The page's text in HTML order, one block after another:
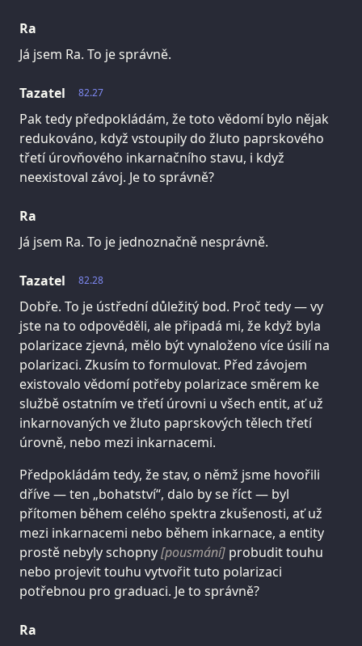
Ra
Já jsem Ra. To je správně.
82.27
Tazatel
Pak tedy předpokládám, že toto vědomí bylo nějak
redukováno, když vstoupily do žluto paprskového
třetí úrovňového inkarnačního stavu, i když
neexistoval závoj. Je to správně?
Ra
Já jsem Ra. To je jednoznačně nesprávně.
82.28
Tazatel
Dobře. To je ústřední důležitý bod. Proč tedy — vy
jste na to odpověděli, ale připadá mi, že když byla
polarizace zjevná, mělo být vynaloženo více úsilí na
polarizaci. Zkusím to formulovat. Před závojem
existovalo vědomí potřeby polarizace směrem ke
službě ostatním ve třetí úrovni u všech entit, ať už
inkarnovaných ve žluto paprskových tělech třetí
úrovně, nebo mezi inkarnacemi.
Předpokládám tedy, že stav, o němž jsme hovořili
dříve — ten „bohatství“, dalo by se říct — byl
přítomen během celého spektra zkušenosti, ať už
mezi inkarnacemi nebo během inkarnace, a entity
prostě nebyly schopny[pousmání] probudit touhu
nebo projevit touhu vytvořit tuto polarizaci
potřebnou pro graduaci. Je to správně?
Ra